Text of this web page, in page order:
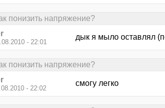
понизить напряжение?
- 22:01
дык я мыло оставлял
понизить напряжение?
- 22:02
смогу легко